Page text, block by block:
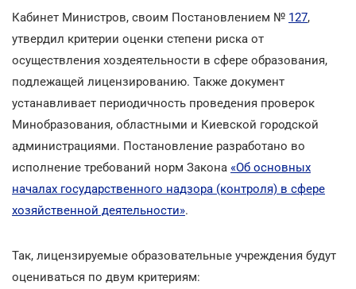
Кабинет Министров, своим Постановлением № 127,
утвердил критерии оценки степени риска от
осуществления хоздеятельности в сфере образования,
подлежащей лицензированию. Также документ
устанавливает периодичность проведения проверок
Минобразования, областными и Киевской городской
администрациями. Постановление разработано во
исполнение требований норм Закона «Об основных
началах государственного надзора (контроля) в сфере
хозяйственной деятельности».
Так, лицензируемые образовательные учреждения будут
оцениваться по двум критериям: